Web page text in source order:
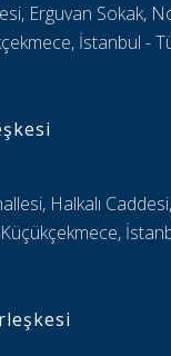
Erguvan Sokak,
İstanbul -
Halkalı